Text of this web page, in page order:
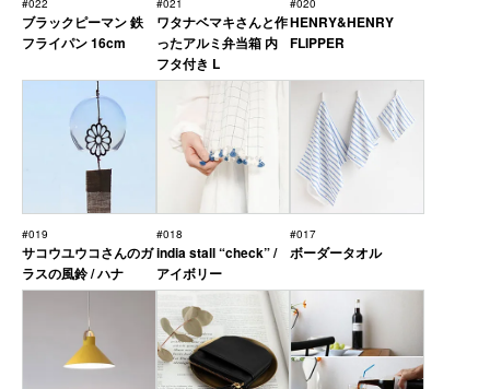
#022
ブラックピーマン 鉄
フライパン 16cm
#021
ワタナベマキさんと作
ったアルミ弁当箱 内
フタ付き L
#020
HENRY&HENRY
FLIPPER
#019
サコウユウコさんのガ
ラスの風鈴 / ハナ
#018
india stall “check” /
アイボリー
#017
ボーダータオル